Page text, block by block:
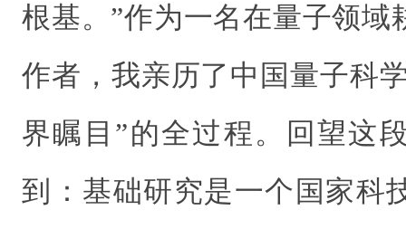
根基。”作为一名在量子领域
作者，我亲历了中国量子科
界瞩目”的全过程。回望这
到：基础研究是一个国家科